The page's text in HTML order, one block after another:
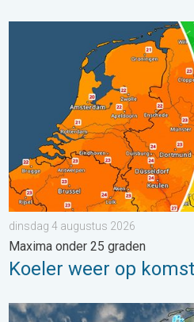
Koeler weer op komst. Maxima
dinsdag 4 augustus 2026
Maxima onder 25 graden
Koeler weer op komst
Woensdag buien en koeler. Ook